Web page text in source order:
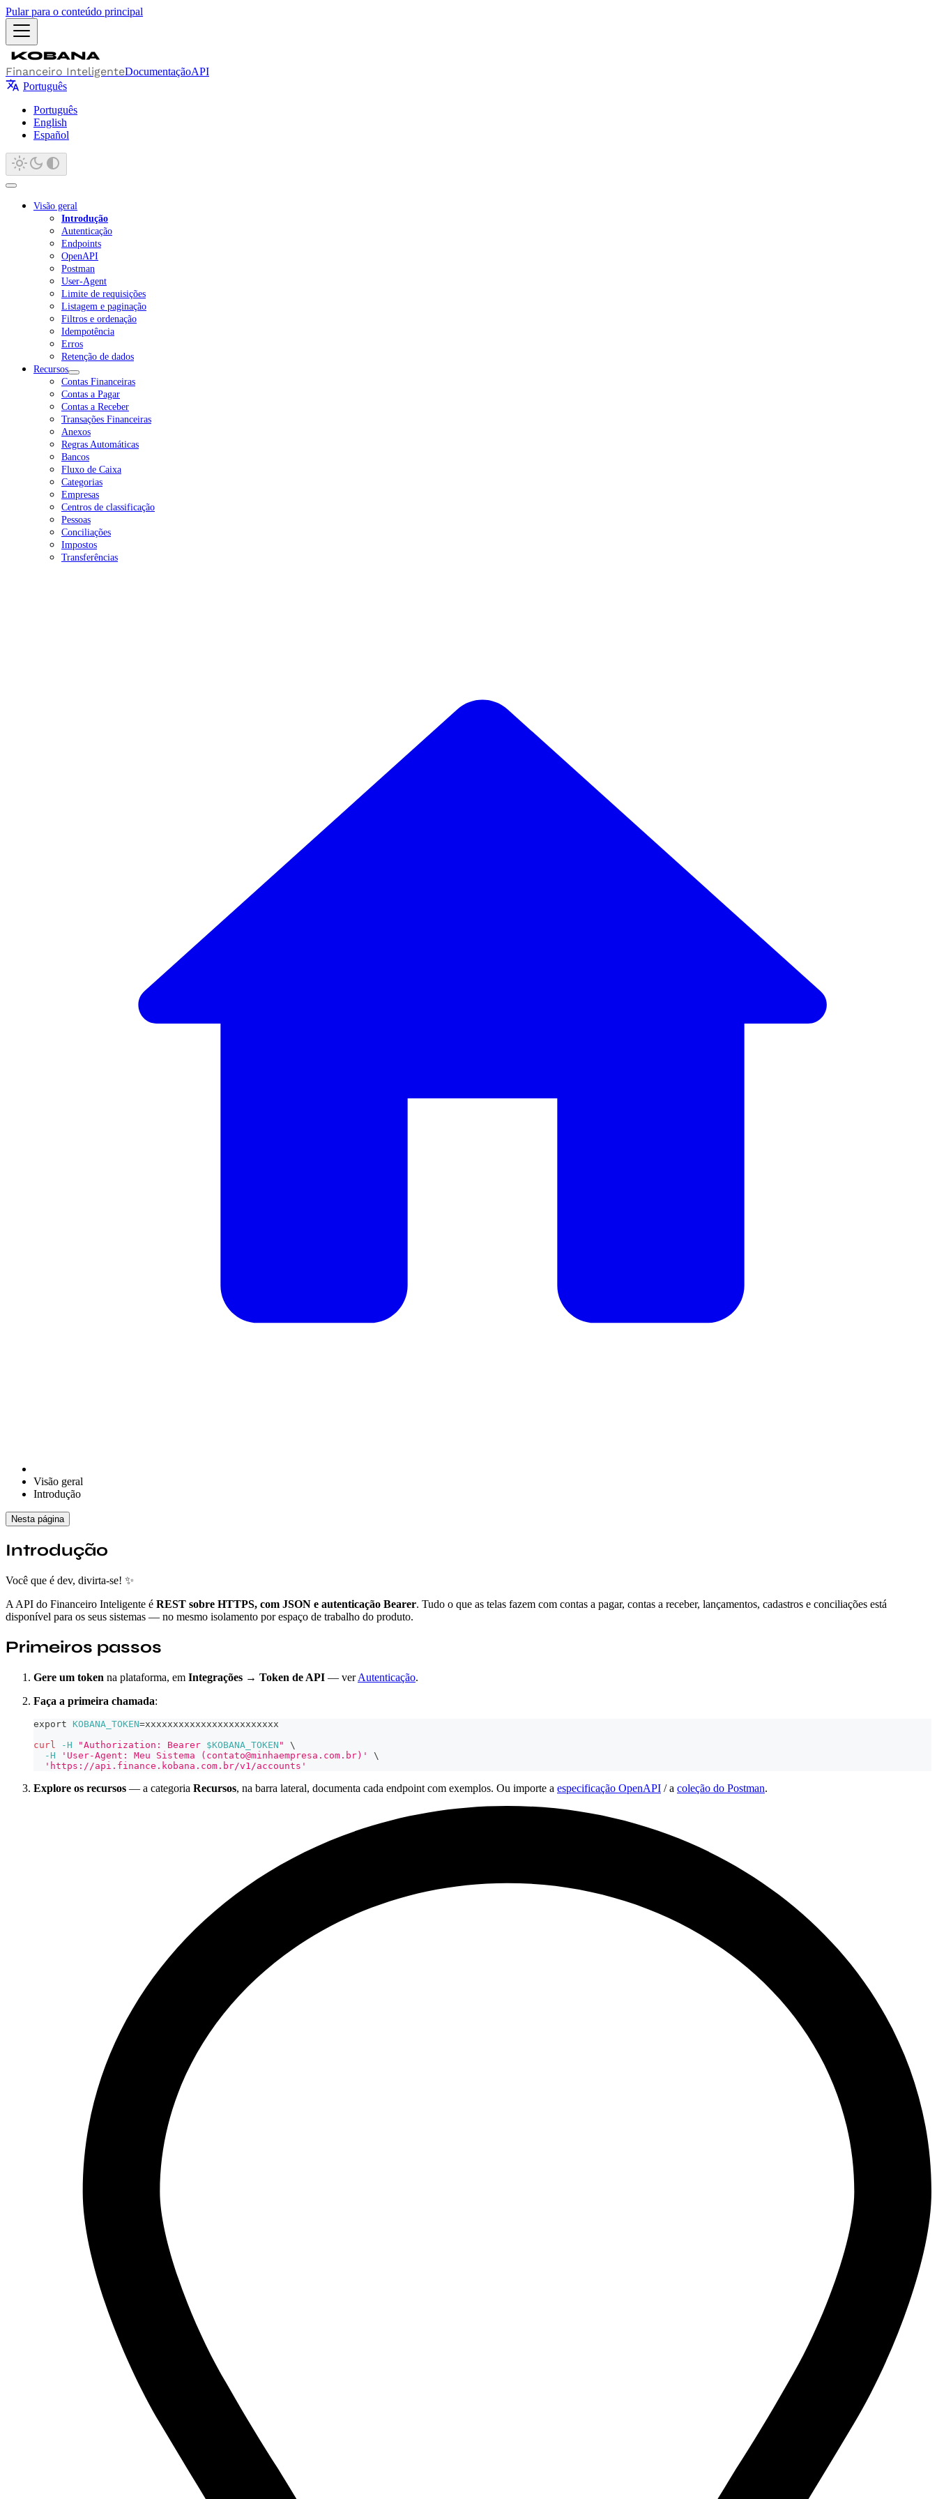
Pular para o conteúdo principal
Financeiro InteligenteDocumentaçãoAPI
Português
Português
English
Español
Visão geral
Introdução
Autenticação
Endpoints
OpenAPI
Postman
User-Agent
Limite de requisições
Listagem e paginação
Filtros e ordenação
Idempotência
Erros
Retenção de dados
Recursos
Contas Financeiras
Contas a Pagar
Contas a Receber
Transações Financeiras
Anexos
Regras Automáticas
Bancos
Fluxo de Caixa
Categorias
Empresas
Centros de classificação
Pessoas
Conciliações
Impostos
Transferências
Visão geral
Introdução
Nesta página
Introdução
Você que é dev, divirta-se! ✨
A API do Financeiro Inteligente é REST sobre HTTPS, com JSON e autenticação Bearer. Tudo o que as telas fazem com contas a pagar, contas a receber, lançamentos, cadastros e conciliações está
disponível para os seus sistemas — no mesmo isolamento por espaço de trabalho do produto.
Primeiros passos
Gere um token na plataforma, em Integrações → Token de API — verAutenticação.
Faça a primeira chamada:
export KOBANA_TOKEN=xxxxxxxxxxxxxxxxxxxxxxxx
curl
-H "Authorization: Bearer $KOBANA_TOKEN "
\
-H
'User-Agent: Meu Sistema (contato@minhaempresa.com.br)'
\
'https://api.finance.kobana.com.br/v1/accounts'
Explore os recursos — a categoria Recursos, na barra lateral, documenta cada endpoint com exemplos. Ou importe a especificação OpenAPI / a coleção do Postman.